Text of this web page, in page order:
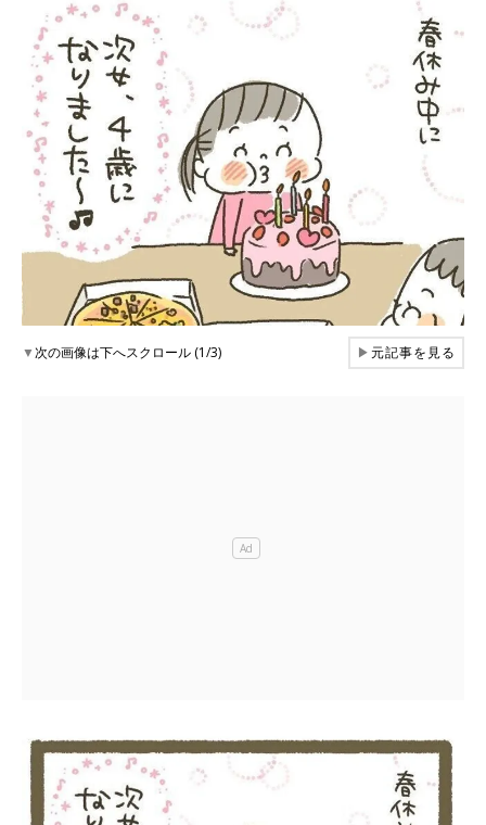
▼次の画像は下へスクロール (1/3) ▶元記事を見る